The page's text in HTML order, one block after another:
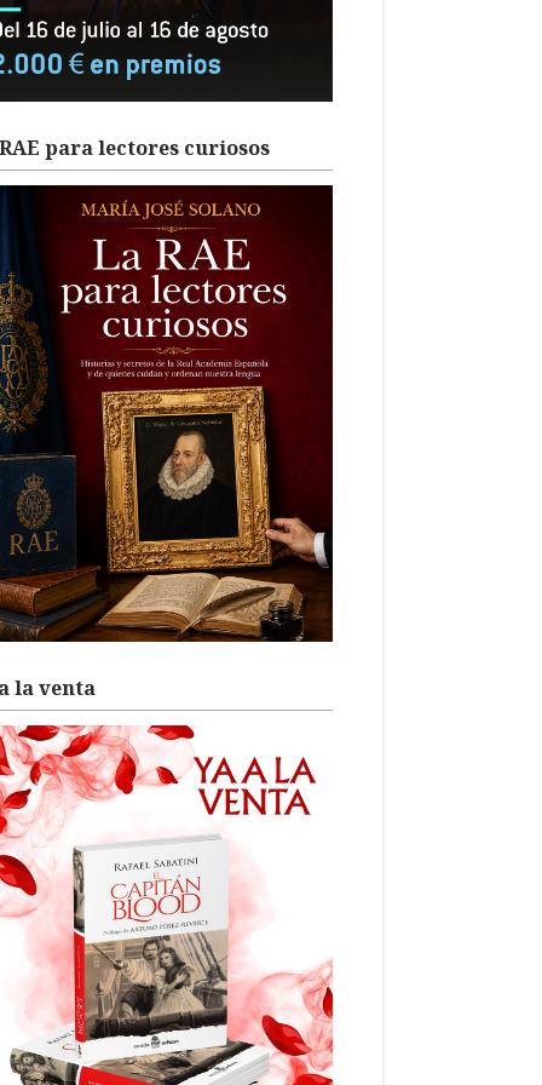
para lectores curiosos
la venta